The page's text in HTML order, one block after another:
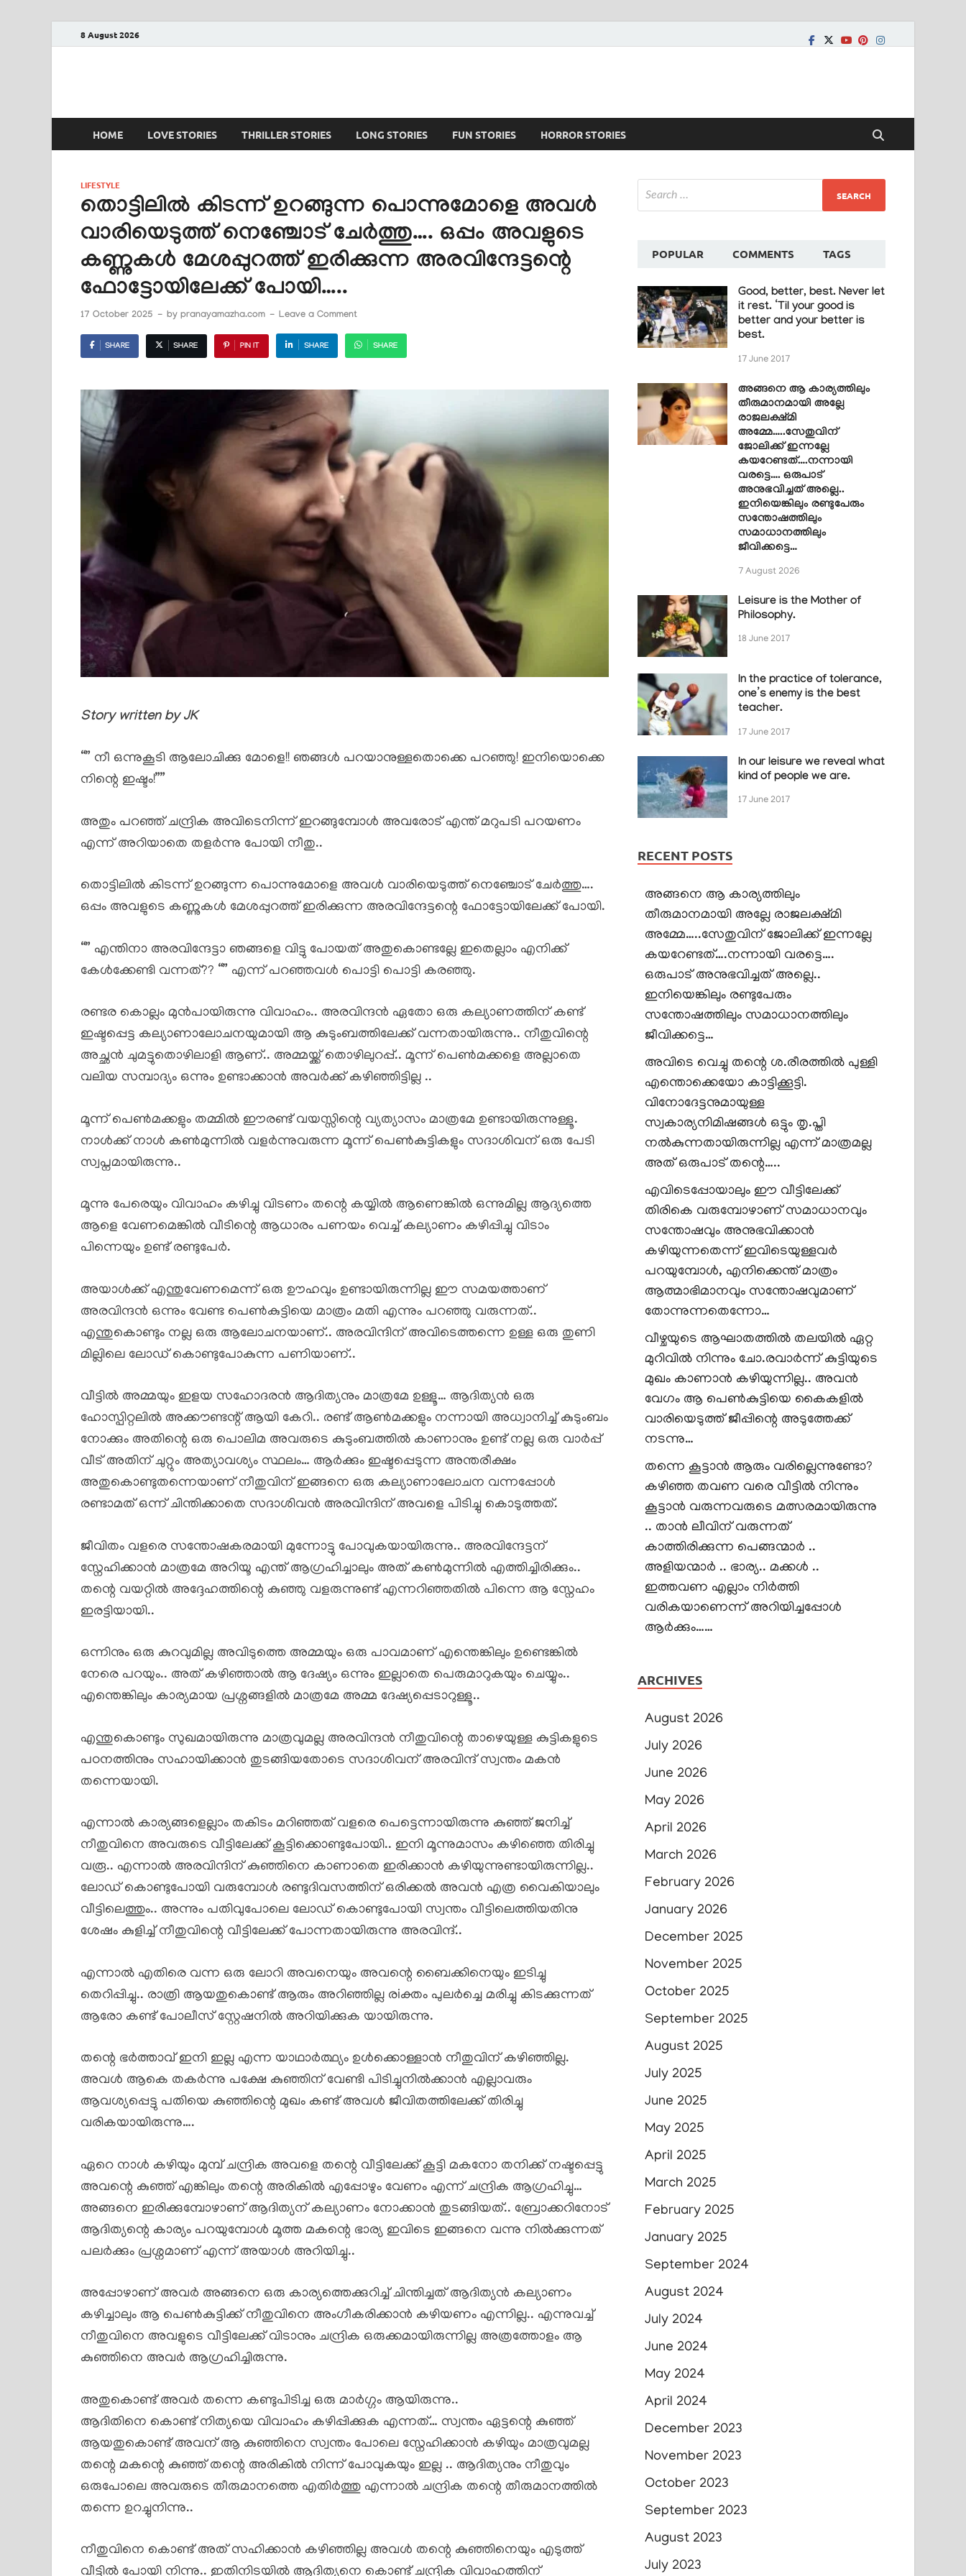
8 August 2026
HOME LOVE STORIES THRILLER STORIES LONG STORIES FUN STORIES HORROR STORIES
LIFESTYLE
തൊട്ടിലിൽ കിടന്ന് ഉറങ്ങുന്ന പൊന്നുമോളെ അവൾ
വാരിയെടുത്ത് നെഞ്ചോട് ചേർത്തു…. ഒപ്പം അവളുടെ
കണ്ണുകൾ മേശപ്പുറത്ത് ഇരിക്കുന്ന അരവിന്ദേട്ടന്റെ
ഫോട്ടോയിലേക്ക് പോയി…..
17 October 2025 - by pranayamazha.com - Leave a Comment
SHARE SHARE PIN IT SHARE SHARE
Story written by JK
“” നീ ഒന്നുകൂടി ആലോചിക്കു മോളെ!! ഞങ്ങൾ പറയാനുള്ളതൊക്കെ പറഞ്ഞു! ഇനിയൊക്കെ
നിന്റെ ഇഷ്ടം!””
അതും പറഞ്ഞ് ചന്ദ്രിക അവിടെനിന്ന് ഇറങ്ങുമ്പോൾ അവരോട് എന്ത് മറുപടി പറയണം
എന്ന് അറിയാതെ തളർന്നു പോയി നീതു..
തൊട്ടിലിൽ കിടന്ന് ഉറങ്ങുന്ന പൊന്നുമോളെ അവൾ വാരിയെടുത്ത് നെഞ്ചോട് ചേർത്തു….
ഒപ്പം അവളുടെ കണ്ണുകൾ മേശപ്പുറത്ത് ഇരിക്കുന്ന അരവിന്ദേട്ടന്റെ ഫോട്ടോയിലേക്ക് പോയി.
“” എന്തിനാ അരവിന്ദേട്ടാ ഞങ്ങളെ വിട്ടു പോയത് അതുകൊണ്ടല്ലേ ഇതെല്ലാം എനിക്ക്
കേൾക്കേണ്ടി വന്നത്?? “” എന്ന് പറഞ്ഞവൾ പൊട്ടി പൊട്ടി കരഞ്ഞു.
രണ്ടര കൊല്ലം മുൻപായിരുന്നു വിവാഹം.. അരവിന്ദൻ ഏതോ ഒരു കല്യാണത്തിന് കണ്ട്
ഇഷ്ടപ്പെട്ട കല്യാണാലോചനയുമായി ആ കുടുംബത്തിലേക്ക് വന്നതായിരുന്നു.. നീതുവിന്റെ
അച്ഛൻ ചുമട്ടുതൊഴിലാളി ആണ്.. അമ്മയ്ക്ക് തൊഴിലുറപ്പ്.. മൂന്ന് പെൺമക്കളെ അല്ലാതെ
വലിയ സമ്പാദ്യം ഒന്നും ഉണ്ടാക്കാൻ അവർക്ക് കഴിഞ്ഞിട്ടില്ല ..
മൂന്ന് പെൺമക്കളും തമ്മിൽ ഈരണ്ട് വയസ്സിന്റെ വ്യത്യാസം മാത്രമേ ഉണ്ടായിരുന്നുള്ളൂ.
നാൾക്ക് നാൾ കൺമുന്നിൽ വളർന്നുവരുന്ന മൂന്ന് പെൺകുട്ടികളും സദാശിവന് ഒരു പേടി
സ്വപ്നമായിരുന്നു..
മൂന്നു പേരെയും വിവാഹം കഴിച്ചു വിടണം തന്റെ കയ്യിൽ ആണെങ്കിൽ ഒന്നുമില്ല ആദ്യത്തെ
ആളെ വേണമെങ്കിൽ വീടിന്റെ ആധാരം പണയം വെച്ച് കല്യാണം കഴിപ്പിച്ചു വിടാം
പിന്നെയും ഉണ്ട് രണ്ടുപേർ.
അയാൾക്ക് എന്തുവേണമെന്ന് ഒരു ഊഹവും ഉണ്ടായിരുന്നില്ല ഈ സമയത്താണ്
അരവിന്ദൻ ഒന്നും വേണ്ട പെൺകുട്ടിയെ മാത്രം മതി എന്നും പറഞ്ഞു വരുന്നത്..
എന്തുകൊണ്ടും നല്ല ഒരു ആലോചനയാണ്.. അരവിന്ദിന് അവിടെത്തന്നെ ഉള്ള ഒരു തുണി
മില്ലിലെ ലോഡ് കൊണ്ടുപോകുന്ന പണിയാണ്..
വീട്ടിൽ അമ്മയും ഇളയ സഹോദരൻ ആദിത്യനും മാത്രമേ ഉള്ളൂ… ആദിത്യൻ ഒരു
ഹോസ്പിറ്റലിൽ അക്കൗണ്ടന്റ് ആയി കേറി.. രണ്ട് ആൺമക്കളും നന്നായി അധ്വാനിച്ച് കുടുംബം
നോക്കും അതിന്റെ ഒരു പൊലിമ അവരുടെ കുടുംബത്തിൽ കാണാനും ഉണ്ട് നല്ല ഒരു വാർപ്പ്
വീട് അതിന് ചുറ്റും അത്യാവശ്യം സ്ഥലം… ആർക്കും ഇഷ്ടപ്പെടുന്ന അന്തരീക്ഷം
അതുകൊണ്ടുതന്നെയാണ് നീതുവിന് ഇങ്ങനെ ഒരു കല്യാണാലോചന വന്നപ്പോൾ
രണ്ടാമത് ഒന്ന് ചിന്തിക്കാതെ സദാശിവൻ അരവിന്ദിന് അവളെ പിടിച്ചു കൊടുത്തത്.
ജീവിതം വളരെ സന്തോഷകരമായി മുന്നോട്ടു പോവുകയായിരുന്നു.. അരവിന്ദേട്ടന്
സ്നേഹിക്കാൻ മാത്രമേ അറിയൂ എന്ത് ആഗ്രഹിച്ചാലും അത് കൺമുന്നിൽ എത്തിച്ചിരിക്കും..
തന്റെ വയറ്റിൽ അദ്ദേഹത്തിന്റെ കുഞ്ഞു വളരുന്നുണ്ട് എന്നറിഞ്ഞതിൽ പിന്നെ ആ സ്നേഹം
ഇരട്ടിയായി..
ഒന്നിനും ഒരു കുറവുമില്ല അവിടുത്തെ അമ്മയും ഒരു പാവമാണ് എന്തെങ്കിലും ഉണ്ടെങ്കിൽ
നേരെ പറയും.. അത് കഴിഞ്ഞാൽ ആ ദേഷ്യം ഒന്നും ഇല്ലാതെ പെരുമാറുകയും ചെയ്യും..
എന്തെങ്കിലും കാര്യമായ പ്രശ്നങ്ങളിൽ മാത്രമേ അമ്മ ദേഷ്യപ്പെടാറുള്ളൂ..
എന്തുകൊണ്ടും സുഖമായിരുന്നു മാത്രവുമല്ല അരവിന്ദൻ നീതുവിന്റെ താഴെയുള്ള കുട്ടികളുടെ
പഠനത്തിനും സഹായിക്കാൻ തുടങ്ങിയതോടെ സദാശിവന് അരവിന്ദ് സ്വന്തം മകൻ
തന്നെയായി.
എന്നാൽ കാര്യങ്ങളെല്ലാം തകിടം മറിഞ്ഞത് വളരെ പെട്ടെന്നായിരുന്നു കുഞ്ഞ് ജനിച്ച്
നീതുവിനെ അവരുടെ വീട്ടിലേക്ക് കൂട്ടിക്കൊണ്ടുപോയി.. ഇനി മൂന്നുമാസം കഴിഞ്ഞെ തിരിച്ചു
വരൂ.. എന്നാൽ അരവിന്ദിന് കുഞ്ഞിനെ കാണാതെ ഇരിക്കാൻ കഴിയുന്നുണ്ടായിരുന്നില്ല..
ലോഡ് കൊണ്ടുപോയി വരുമ്പോൾ രണ്ടുദിവസത്തിന് ഒരിക്കൽ അവൻ എത്ര വൈകിയാലും
വീട്ടിലെത്തും.. അന്നും പതിവുപോലെ ലോഡ് കൊണ്ടുപോയി സ്വന്തം വീട്ടിലെത്തിയതിനു
ശേഷം കുളിച്ച് നീതുവിന്റെ വീട്ടിലേക്ക് പോന്നതായിരുന്നു അരവിന്ദ്..
എന്നാൽ എതിരെ വന്ന ഒരു ലോറി അവനെയും അവന്റെ ബൈക്കിനെയും ഇടിച്ചു
തെറിപ്പിച്ചു.. രാത്രി ആയതുകൊണ്ട് ആരും അറിഞ്ഞില്ല രiക്തം പുലർച്ചെ മരിച്ചു കിടക്കുന്നത്
ആരോ കണ്ട് പോലീസ് സ്റ്റേഷനിൽ അറിയിക്കുക യായിരുന്നു.
തന്റെ ഭർത്താവ് ഇനി ഇല്ല എന്ന യാഥാർത്ഥ്യം ഉൾക്കൊള്ളാൻ നീതുവിന് കഴിഞ്ഞില്ല.
അവൾ ആകെ തകർന്നു പക്ഷേ കുഞ്ഞിന് വേണ്ടി പിടിച്ചുനിൽക്കാൻ എല്ലാവരും
ആവശ്യപ്പെട്ടു പതിയെ കുഞ്ഞിന്റെ മുഖം കണ്ട് അവൾ ജീവിതത്തിലേക്ക് തിരിച്ചു
വരികയായിരുന്നു….
ഏറെ നാൾ കഴിയും മുമ്പ് ചന്ദ്രിക അവളെ തന്റെ വീട്ടിലേക്ക് കൂട്ടി മകനോ തനിക്ക് നഷ്ടപ്പെട്ടു
അവന്റെ കുഞ്ഞ് എങ്കിലും തന്റെ അരികിൽ എപ്പോഴും വേണം എന്ന് ചന്ദ്രിക ആഗ്രഹിച്ചു…
അങ്ങനെ ഇരിക്കുമ്പോഴാണ് ആദിത്യന് കല്യാണം നോക്കാൻ തുടങ്ങിയത്.. ബ്രോക്കറിനോട്
ആദിത്യന്റെ കാര്യം പറയുമ്പോൾ മൂത്ത മകന്റെ ഭാര്യ ഇവിടെ ഇങ്ങനെ വന്നു നിൽക്കുന്നത്
പലർക്കും പ്രശ്നമാണ് എന്ന് അയാൾ അറിയിച്ചു..
അപ്പോഴാണ് അവർ അങ്ങനെ ഒരു കാര്യത്തെക്കുറിച്ച് ചിന്തിച്ചത് ആദിത്യൻ കല്യാണം
കഴിച്ചാലും ആ പെൺകുട്ടിക്ക് നീതുവിനെ അംഗീകരിക്കാൻ കഴിയണം എന്നില്ല.. എന്നുവച്ച്
നീതുവിനെ അവളുടെ വീട്ടിലേക്ക് വിടാനും ചന്ദ്രിക ഒരുക്കമായിരുന്നില്ല അത്രത്തോളം ആ
കുഞ്ഞിനെ അവർ ആഗ്രഹിച്ചിരുന്നു.
അതുകൊണ്ട് അവർ തന്നെ കണ്ടുപിടിച്ച ഒരു മാർഗ്ഗം ആയിരുന്നു..
ആദിതിനെ കൊണ്ട് നിത്യയെ വിവാഹം കഴിപ്പിക്കുക എന്നത്… സ്വന്തം ഏട്ടന്റെ കുഞ്ഞ്
ആയതുകൊണ്ട് അവന് ആ കുഞ്ഞിനെ സ്വന്തം പോലെ സ്നേഹിക്കാൻ കഴിയും മാത്രവുമല്ല
തന്റെ മകന്റെ കുഞ്ഞ് തന്റെ അരികിൽ നിന്ന് പോവുകയും ഇല്ല .. ആദിത്യനും നീതുവും
ഒരുപോലെ അവരുടെ തീരുമാനത്തെ എതിർത്തു എന്നാൽ ചന്ദ്രിക തന്റെ തീരുമാനത്തിൽ
തന്നെ ഉറച്ചുനിന്നു..
നീതുവിനെ കൊണ്ട് അത് സഹിക്കാൻ കഴിഞ്ഞില്ല അവൾ തന്റെ കുഞ്ഞിനെയും എടുത്ത്
വീട്ടിൽ പോയി നിന്നു.. ഇതിനിടയിൽ ആദിത്യനെ കൊണ്ട് ചന്ദ്രിക വിവാഹത്തിന്
POPULAR COMMENTS TAGS
Good, better, best. Never let
it rest. ‘Til your good is
better and your better is
best.
17 June 2017
അങ്ങനെ ആ കാര്യത്തിലും
തീരുമാനമായി അല്ലേ
രാജലക്ഷ്മി
അമ്മേ…..സേതുവിന്
ജോലിക്ക് ഇന്നല്ലേ
കയറേണ്ടത്….നന്നായി
വരട്ടെ…. ഒരുപാട്
അനുഭവിച്ചത് അല്ലെ..
ഇനിയെങ്കിലും രണ്ടുപേരും
സന്തോഷത്തിലും
സമാധാനത്തിലും
ജീവിക്കട്ടെ…
7 August 2026
Leisure is the Mother of
Philosophy.
18 June 2017
In the practice of tolerance,
one’s enemy is the best
teacher.
17 June 2017
In our leisure we reveal what
kind of people we are.
17 June 2017
RECENT POSTS
അങ്ങനെ ആ കാര്യത്തിലും
തീരുമാനമായി അല്ലേ രാജലക്ഷ്മി
അമ്മേ…..സേതുവിന് ജോലിക്ക് ഇന്നല്ലേ
കയറേണ്ടത്….നന്നായി വരട്ടെ….
ഒരുപാട് അനുഭവിച്ചത് അല്ലെ..
ഇനിയെങ്കിലും രണ്ടുപേരും
സന്തോഷത്തിലും സമാധാനത്തിലും
ജീവിക്കട്ടെ…
അവിടെ വെച്ചു തന്റെ ശ.രീരത്തിൽ പുള്ളി
എന്തൊക്കെയോ കാട്ടിക്കൂട്ടി.
വിനോദേട്ടനുമായുള്ള
സ്വകാര്യനിമിഷങ്ങൾ ഒട്ടും തൃ.പ്തി
നൽകുന്നതായിരുന്നില്ല എന്ന് മാത്രമല്ല
അത് ഒരുപാട് തന്റെ…..
എവിടെപ്പോയാലും ഈ വീട്ടിലേക്ക്
തിരികെ വരുമ്പോഴാണ് സമാധാനവും
സന്തോഷവും അനുഭവിക്കാൻ
കഴിയുന്നതെന്ന് ഇവിടെയുള്ളവർ
പറയുമ്പോൾ, എനിക്കെന്ത് മാത്രം
ആത്മാഭിമാനവും സന്തോഷവുമാണ്
തോന്നുന്നതെന്നോ…
വീഴ്ചയുടെ ആഘാതത്തിൽ തലയിൽ ഏറ്റ
മുറിവിൽ നിന്നും ചോ.രവാർന്ന് കുട്ടിയുടെ
മുഖം കാണാൻ കഴിയുന്നില്ല.. അവൻ
വേഗം ആ പെൺകുട്ടിയെ കൈകളിൽ
വാരിയെടുത്ത് ജീപ്പിന്റെ അടുത്തേക്ക്
നടന്നു…
തന്നെ കൂട്ടാൻ ആരും വരില്ലെന്നുണ്ടോ?
കഴിഞ്ഞ തവണ വരെ വീട്ടിൽ നിന്നും
കൂട്ടാൻ വരുന്നവരുടെ മത്സരമായിരുന്നു
.. താൻ ലീവിന് വരുന്നത്
കാത്തിരിക്കുന്ന പെങ്ങന്മാർ ..
അളിയന്മാർ .. ഭാര്യ.. മക്കൾ ..
ഇത്തവണ എല്ലാം നിർത്തി
വരികയാണെന്ന് അറിയിച്ചപ്പോൾ
ആർക്കും……
ARCHIVES
August 2026
July 2026
June 2026
May 2026
April 2026
March 2026
February 2026
January 2026
December 2025
November 2025
October 2025
September 2025
August 2025
July 2025
June 2025
May 2025
April 2025
March 2025
February 2025
January 2025
September 2024
August 2024
July 2024
June 2024
May 2024
April 2024
December 2023
November 2023
October 2023
September 2023
August 2023
July 2023